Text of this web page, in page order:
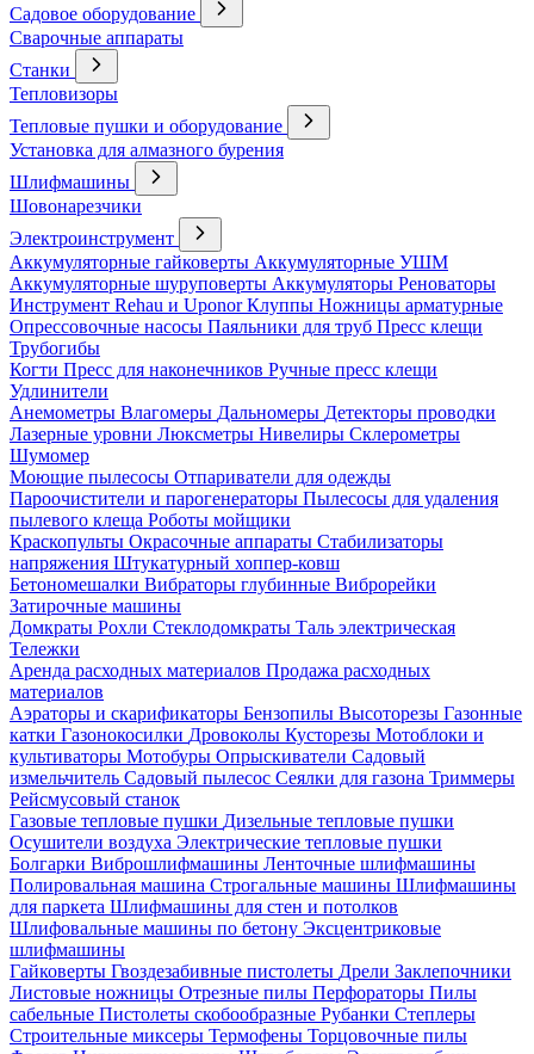
Садовое оборудование
Сварочные аппараты
Станки
Тепловизоры
Тепловые пушки и оборудование
Установка для алмазного бурения
Шлифмашины
Шовонарезчики
Электроинструмент
Аккумуляторные гайковерты Аккумуляторные УШМ
Аккумуляторные шуруповерты Аккумуляторы Реноваторы
Инструмент Rehau и UponorКлуппы Ножницы арматурные
Опрессовочные насосы Паяльники для труб Пресс клещи
Трубогибы
Когти Пресс для наконечников Ручные пресс клещи
Удлинители
Анемометры Влагомеры Дальномеры Детекторы проводки
Лазерные уровни Люксметры Нивелиры Склерометры
Шумомер
Моющие пылесосы Отпариватели для одежды
Пароочистители и парогенераторы Пылесосы для удаления
пылевого клеща Роботы мойщики
Краскопульты Окрасочные аппараты Стабилизаторы
напряжения Штукатурный хоппер-ковш
Бетономешалки Вибраторы глубинные Виброрейки
Затирочные машины
Домкраты Рохли Стеклодомкраты Таль электрическая
Тележки
Аренда расходных материалов Продажа расходных
материалов
Аэраторы и скарификаторы Бензопилы Высоторезы Газонные
катки Газонокосилки Дровоколы Кусторезы Мотоблоки и
культиваторы Мотобуры Опрыскиватели Садовый
измельчитель Садовый пылесос Сеялки для газона Триммеры
Рейсмусовый станок
Газовые тепловые пушки Дизельные тепловые пушки
Осушители воздуха Электрические тепловые пушки
Болгарки Виброшлифмашины Ленточные шлифмашины
Полировальная машина Строгальные машины Шлифмашины
для паркета Шлифмашины для стен и потолков
Шлифовальные машины по бетону Эксцентриковые
шлифмашины
Гайковерты Гвоздезабивные пистолеты Дрели Заклепочники
Листовые ножницы Отрезные пилы Перфораторы Пилы
сабельные Пистолеты скобообразные Рубанки Степлеры
Строительные миксеры Термофены Торцовочные пилы